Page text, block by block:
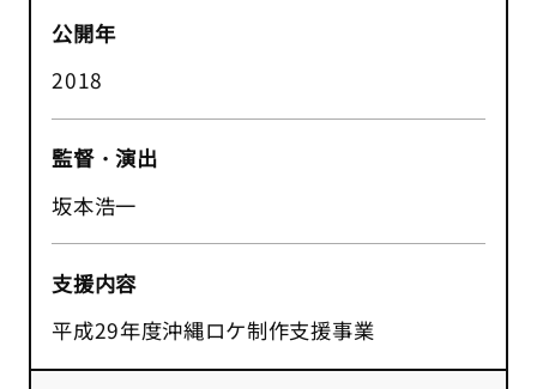
公開年
2018
監督・演出
坂本浩一
支援内容
平成29年度沖縄ロケ制作支援事業